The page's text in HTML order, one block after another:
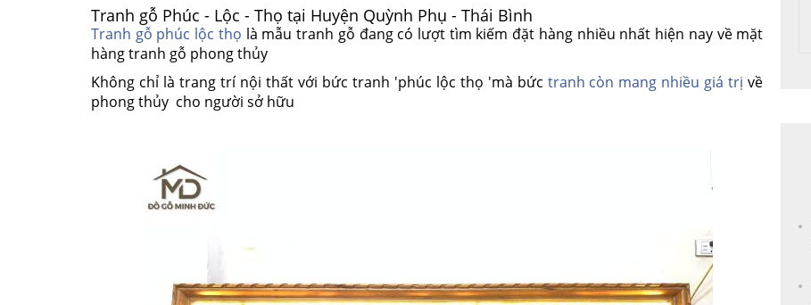
Tranh gỗ Phúc - Lộc - Thọ tại Huyện Quỳnh Phụ - Thái Bình
Tranh gỗ phúc lộc thọ là mẫu tranh gỗ đang có lượt tìm kiếm đặt hàng nhiều nhất hiện nay về mặt
hàng tranh gỗ phong thủy
Không chỉ là trang trí nội thất với bức tranh 'phúc lộc thọ 'mà bức tranh còn mang nhiều giá trị về
phong thủy cho người sở hữu